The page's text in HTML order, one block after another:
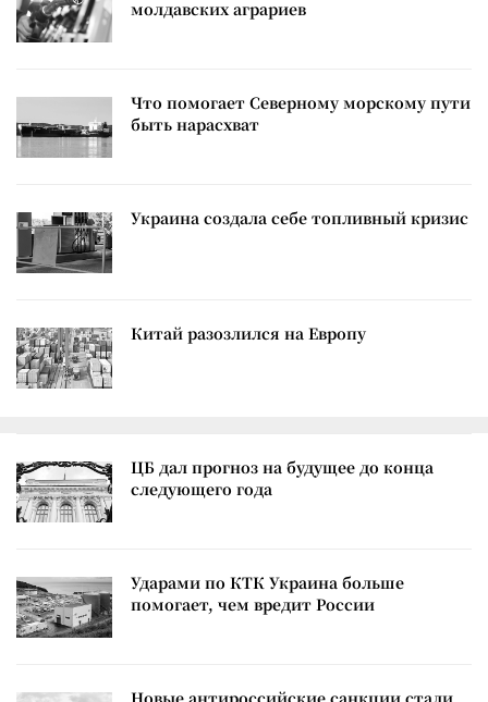
молдавских аграриев
Что помогает Северному морскому пути
быть нарасхват
Украина создала себе топливный кризис
Китай разозлился на Европу
ЦБ дал прогноз на будущее до конца
следующего года
Ударами по КТК Украина больше
помогает, чем вредит России